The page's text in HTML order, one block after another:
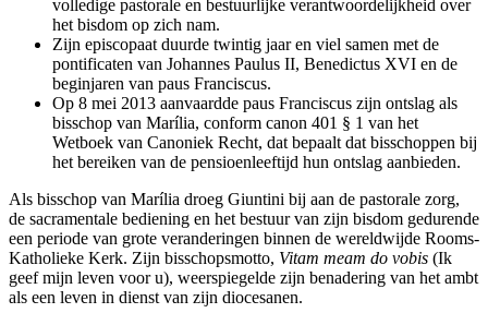
volledige pastorale en bestuurlijke verantwoordelijkheid over
het bisdom op zich nam.
Zijn episcopaat duurde twintig jaar en viel samen met de
pontificaten van Johannes Paulus II, Benedictus XVI en de
beginjaren van paus Franciscus.
Op 8 mei 2013 aanvaardde paus Franciscus zijn ontslag als
bisschop van Marília, conform canon 401 § 1 van het
Wetboek van Canoniek Recht, dat bepaalt dat bisschoppen bij
het bereiken van de pensioenleeftijd hun ontslag aanbieden.
Als bisschop van Marília droeg Giuntini bij aan de pastorale zorg,
de sacramentale bediening en het bestuur van zijn bisdom gedurende
een periode van grote veranderingen binnen de wereldwijde Rooms-
Katholieke Kerk. Zijn bisschopsmotto, Vitam meam do vobis (Ik
geef mijn leven voor u), weerspiegelde zijn benadering van het ambt
als een leven in dienst van zijn diocesanen.